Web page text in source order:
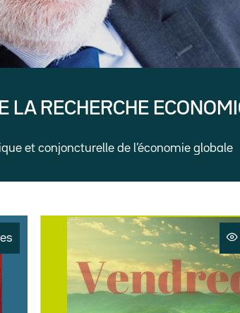
LA RECHERCHE
et conjoncturelle de l’économie globale